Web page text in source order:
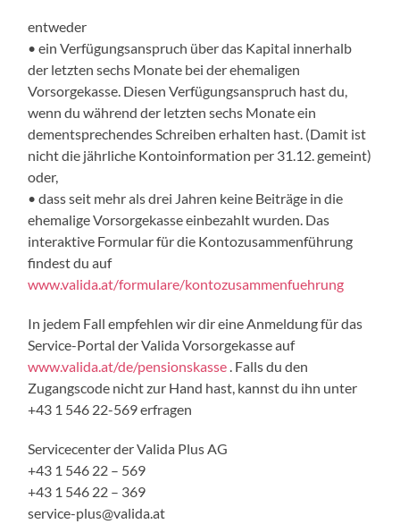
entweder
• ein Verfügungsanspruch über das Kapital innerhalb
der letzten sechs Monate bei der ehemaligen
Vorsorgekasse. Diesen Verfügungsanspruch hast du,
wenn du während der letzten sechs Monate ein
dementsprechendes Schreiben erhalten hast. (Damit ist
nicht die jährliche Kontoinformation per 31.12. gemeint)
oder,
• dass seit mehr als drei Jahren keine Beiträge in die
ehemalige Vorsorgekasse einbezahlt wurden. Das
interaktive Formular für die Kontozusammenführung
findest du auf
www.valida.at/formulare/kontozusammenfuehrung
In jedem Fall empfehlen wir dir eine Anmeldung für das
Service-Portal der Valida Vorsorgekasse auf
www.valida.at/de/pensionskasse . Falls du den
Zugangscode nicht zur Hand hast, kannst du ihn unter
+43 1 546 22-569 erfragen
Servicecenter der Valida Plus AG
+43 1 546 22 – 569
+43 1 546 22 – 369
service-plus@valida.at